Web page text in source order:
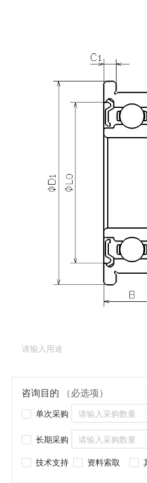
DDRF-
请填写表格，与美蓓亚三美
深沟球轴承（法兰型）
咨询目的 （必选项）
单次采购
长期采购
技术支持
资料索取